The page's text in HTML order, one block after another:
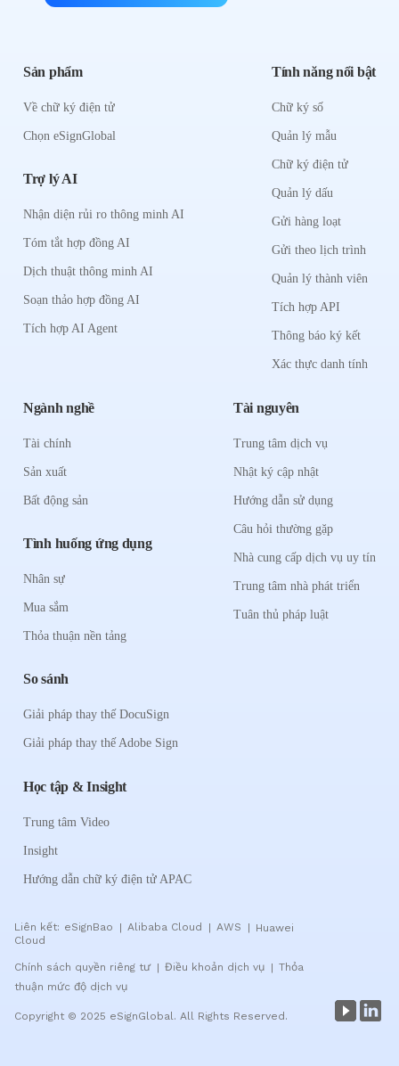
Sản phẩm
Về chữ ký điện tử
Chọn eSignGlobal
Trợ lý AI
Nhận diện rủi ro thông minh AI
Tóm tắt hợp đồng AI
Dịch thuật thông minh AI
Soạn thảo hợp đồng AI
Tích hợp AI Agent
Tính năng nổi bật
Chữ ký số
Quản lý mẫu
Chữ ký điện tử
Quản lý dấu
Gửi hàng loạt
Gửi theo lịch trình
Quản lý thành viên
Tích hợp API
Thông báo ký kết
Xác thực danh tính
Ngành nghề
Tài chính
Sản xuất
Bất động sản
Tình huống ứng dụng
Nhân sự
Mua sắm
Thỏa thuận nền tảng
So sánh
Giải pháp thay thế DocuSign
Giải pháp thay thế Adobe Sign
Tài nguyên
Trung tâm dịch vụ
Nhật ký cập nhật
Hướng dẫn sử dụng
Câu hỏi thường gặp
Nhà cung cấp dịch vụ uy tín
Trung tâm nhà phát triển
Tuân thủ pháp luật
Học tập & Insight
Trung tâm Video
Insight
Hướng dẫn chữ ký điện tử APAC
Liên kết: eSignBao Alibaba Cloud AWS
Huawei
Cloud
Chính sách quyền riêng tư | Điều khoản dịch vụ | Thỏa
thuận mức độ dịch vụ
Copyright © 2025 eSignGlobal. All Rights Reserved.